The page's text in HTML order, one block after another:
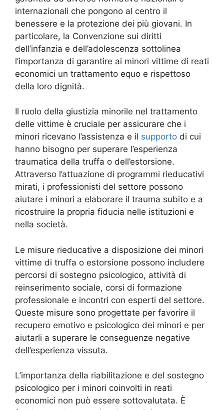
internazionali che pongono al centro il
benessere e la protezione dei più giovani. In
particolare, la Convenzione sui diritti
dell’infanzia e dell’adolescenza sottolinea
l’importanza di garantire ai minori vittime di reati
economici un trattamento equo e rispettoso
della loro dignità.
Il ruolo della giustizia minorile nel trattamento
delle vittime è cruciale per assicurare che i
minori ricevano l’assistenza e il supporto di cui
hanno bisogno per superare l’esperienza
traumatica della truffa o dell’estorsione.
Attraverso l’attuazione di programmi rieducativi
mirati, i professionisti del settore possono
aiutare i minori a elaborare il trauma subito e a
ricostruire la propria fiducia nelle istituzioni e
nella società.
Le misure rieducative a disposizione dei minori
vittime di truffa o estorsione possono includere
percorsi di sostegno psicologico, attività di
reinserimento sociale, corsi di formazione
professionale e incontri con esperti del settore.
Queste misure sono progettate per favorire il
recupero emotivo e psicologico dei minori e per
aiutarli a superare le conseguenze negative
dell’esperienza vissuta.
L’importanza della riabilitazione e del sostegno
psicologico per i minori coinvolti in reati
economici non può essere sottovalutata. È